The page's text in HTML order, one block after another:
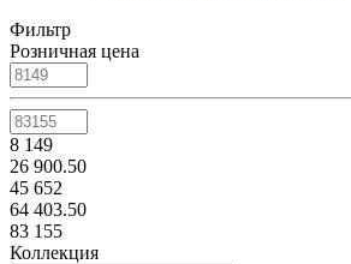
Фильтр
Розничная цена
8 149
26 900.50
45 652
64 403.50
83 155
Коллекция